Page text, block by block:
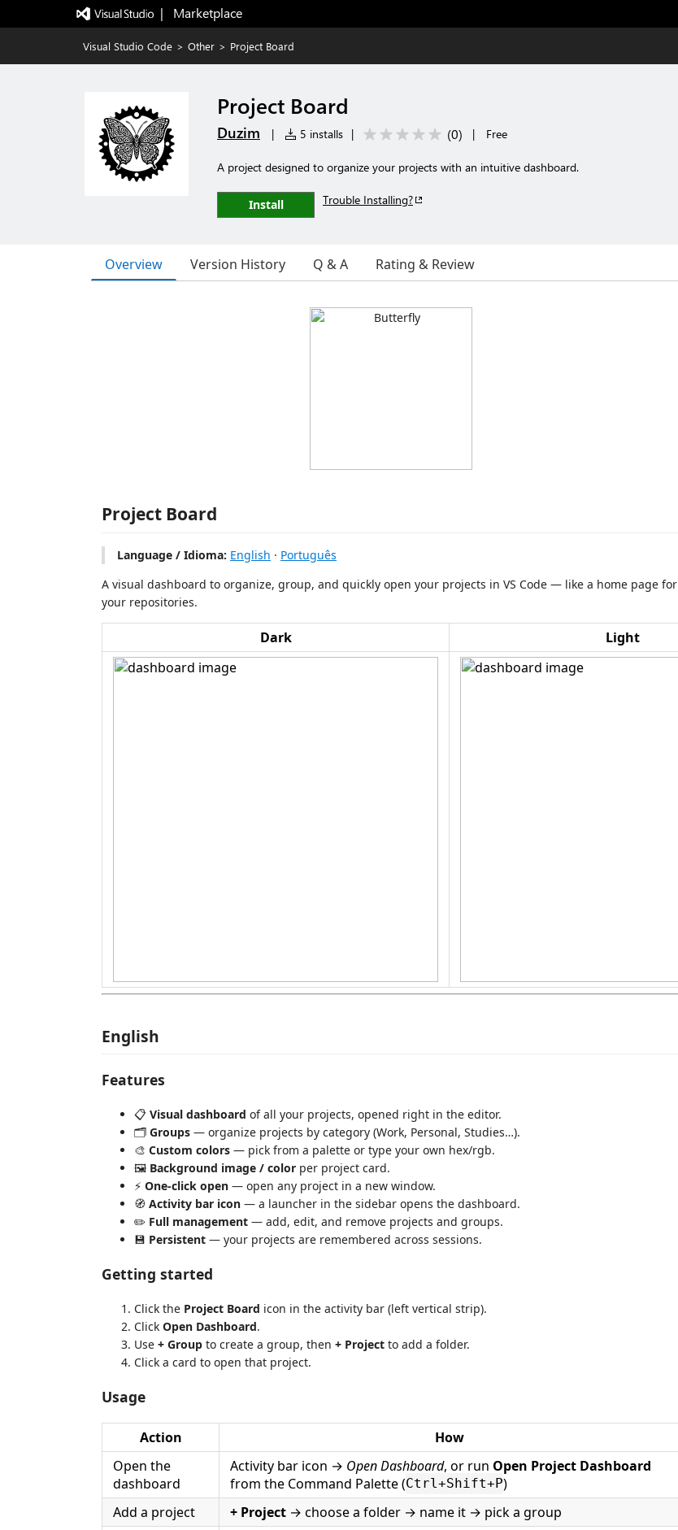
|   Marketplace
Visual Studio Code > Other > Project Board
Project Board
Duzim | 5 installs | (0) | Free
A project designed to organize your projects with an intuitive dashboard.
Install Trouble Installing?
Overview Version History Q & A Rating & Review
Project Board
Language / Idioma: English · Português
A visual dashboard to organize, group, and quickly open your projects in VS Code — like a home page for
your repositories.
Dark Light
English
Features
📋 Visual dashboard of all your projects, opened right in the editor.
🗂️ Groups — organize projects by category (Work, Personal, Studies…).
🎨 Custom colors — pick from a palette or type your own hex/rgb.
🖼️ Background image / color per project card.
⚡ One-click open — open any project in a new window.
🧭 Activity bar icon — a launcher in the sidebar opens the dashboard.
✏️ Full management — add, edit, and remove projects and groups.
💾 Persistent — your projects are remembered across sessions.
Getting started
Click the Project Board icon in the activity bar (left vertical strip).
Click Open Dashboard.
Use + Group to create a group, then + Project to add a folder.
Click a card to open that project.
Usage
Action
How
Open the
dashboard
Activity bar icon → Open Dashboard, or run Open Project Dashboard
from the Command Palette (Ctrl+Shift+P)
Add a project
+ Project → choose a folder → name it → pick a group